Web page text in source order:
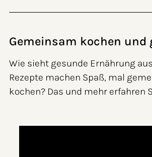
Gemeinsam kochen und
Wie sieht gesunde Ernährung
Rezepte machen Spaß, mal
kochen? Das und mehr erfahren